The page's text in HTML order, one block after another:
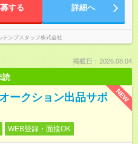
する 詳細へ
テンプスタッフ株式会社
掲載日：2026.08.04
読
NEW
ークション出品サポ
WEB登録・面接OK